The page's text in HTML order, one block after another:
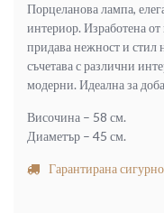
лв.).
лв.).
Порцеланова лампа,
интериор. Изработена от
придава нежност и
съчетава с различни
модерни. Идеална за
Височина – 58 см.
Диаметър – 45 см.
Гарантирана